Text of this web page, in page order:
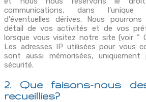
communications, dans l'unique
d'éventuelles dérives. Nous
détail de vos activités et de vos
lorsque vous visitez notre site (voir "
Les adresses IP utilisées pour vous
sont aussi mémorisées,
sécurité.
2. Que faisons-nous
recueillies?